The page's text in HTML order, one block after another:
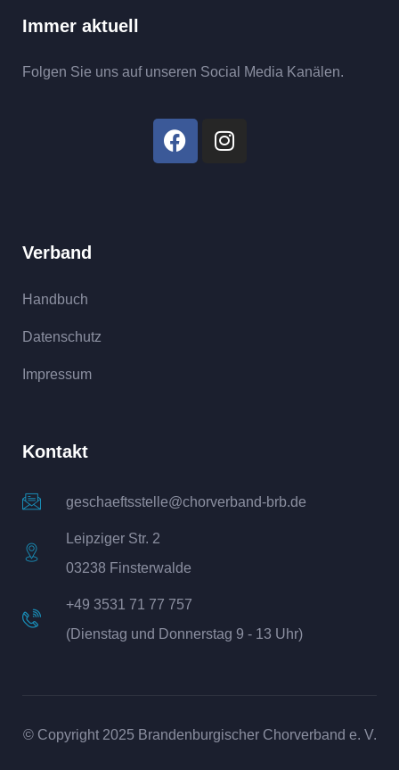
Immer aktuell
Folgen Sie uns auf unseren Social Media Kanälen.
Verband
Handbuch
Datenschutz
Impressum
Kontakt
geschaeftsstelle@chorverband-brb.de
Leipziger Str. 2
03238 Finsterwalde
+49 3531 71 77 757
(Dienstag und Donnerstag 9 - 13 Uhr)
© Copyright 2025 Brandenburgischer Chorverband e. V.